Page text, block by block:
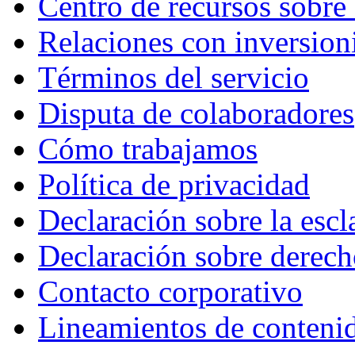
Relaciones con
Términos del servicio
Disputa de colaboradores
Cómo trabajamos
Política de privacidad
Declaración sobre la
Declaración sobre
Contacto corporativo
Lineamientos de